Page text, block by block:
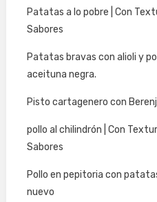
Patatas a lo pobre | Con
Sabores
Patatas bravas con alioli y
aceituna negra.
Pisto cartagenero con
pollo al chilindrón | Con
Sabores
Pollo en pepitoria con
nuevo